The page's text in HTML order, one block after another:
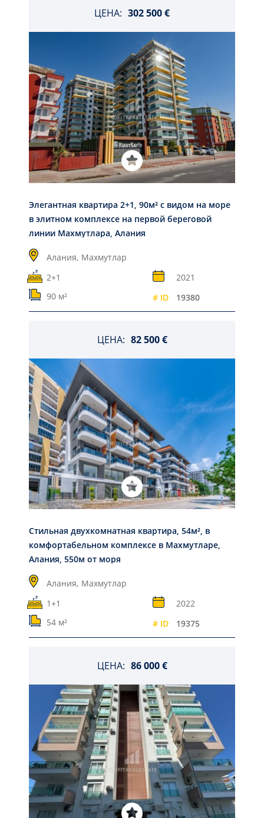
ЦЕНА: 302 500 €
Элегантная квартира 2+1, 90м² с видом на море
в элитном комплексе на первой береговой
линии Махмутлара, Алания
Алания, Махмутлар
2+1
2021
90 м²
# ID 19380
ЦЕНА: 82 500 €
Стильная двухкомнатная квартира, 54м², в
комфортабельном комплексе в Махмутларе,
Алания, 550м от моря
Алания, Махмутлар
1+1
2022
54 м²
# ID 19375
ЦЕНА: 86 000 €